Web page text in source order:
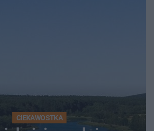
CIEKAWOSTKA